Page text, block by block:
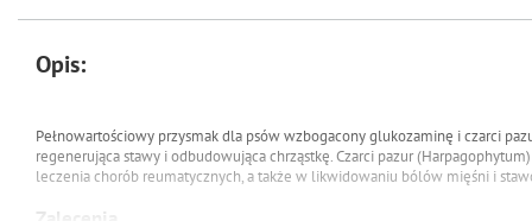
Opis:
Pełnowartościowy przysmak dla psów wzbogacony glukozaminę i czarci
regenerująca stawy i odbudowująca chrząstkę. Czarci pazur
leczenia chorób reumatycznych, a także w likwidowaniu bólów mięśni i